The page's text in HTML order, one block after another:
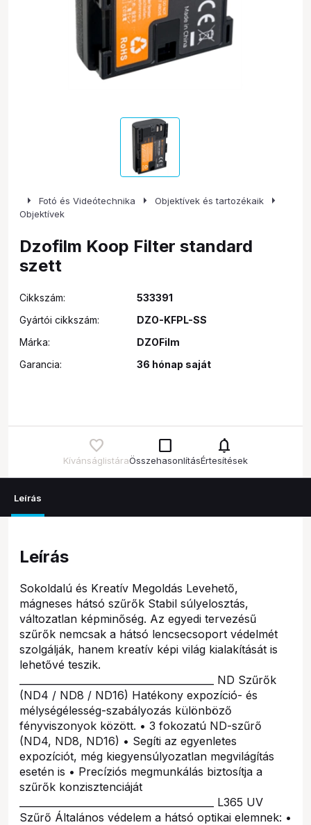
arrow_right Fotó és Videótechnika arrow_right Objektívek és tartozékaik arrow_right
Objektívek
Dzofilm Koop Filter standard
szett
Cikkszám:
533391
Gyártói cikkszám:
DZO-KFPL-SS
Márka:
DZOFilm
Garancia:
36 hónap saját
Kívánságlistára
check_box_outline_blank
Összehasonlítás
notifications
Értesítések
Leírás
Leírás
Sokoldalú és Kreatív Megoldás Levehető,
mágneses hátsó szűrők Stabil súlyelosztás,
változatlan képminőség. Az egyedi tervezésű
szűrők nemcsak a hátsó lencsecsoport védelmét
szolgálják, hanem kreatív képi világ kialakítását is
lehetővé teszik.
________________________________________ ND Szűrők
(ND4 / ND8 / ND16) Hatékony expozíció- és
mélységélesség-szabályozás különböző
fényviszonyok között. • 3 fokozatú ND-szűrő
(ND4, ND8, ND16) • Segíti az egyenletes
expozíciót, még kiegyensúlyozatlan megvilágítás
esetén is • Precíziós megmunkálás biztosítja a
szűrők konzisztenciáját
________________________________________ L365 UV
Szűrő Általános védelem a hátsó optikai elemnek: •